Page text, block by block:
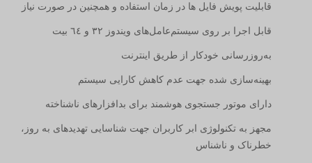
قابلیت پویش فایل ها در زمان استفاده و همچنین در صورت نیاز
قابل اجرا بر روی سیستم‌عامل‌های ویندوز ٣٢ و ٦٤ بیت
به‌روزرسانی خودکار از طریق اینترنت
بهینه‌سازی شده جهت عدم کاهش کارایی سیستم
دارای موتور جستجوی هوشمند برای بدافزارهای ناشناخته
مجهز به تکنولوژی ابر کاربران جهت شناسایی تهدیدهای به ­روز،
خطرناک و ناشناس